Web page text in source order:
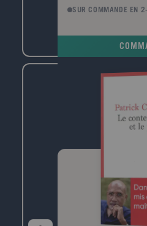
ratonnades qui ont
archives policières et
Français sur les
colonisation. Trop
ponctuelles et
française, née là-bas -
longue. Elles se
domination brutal,
d'oppressions possibles
politiques, juridiques,
SUR COMMANDE EN